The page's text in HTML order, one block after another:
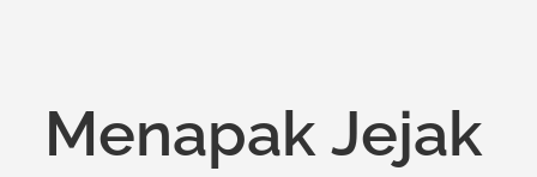
Menapak Jejak